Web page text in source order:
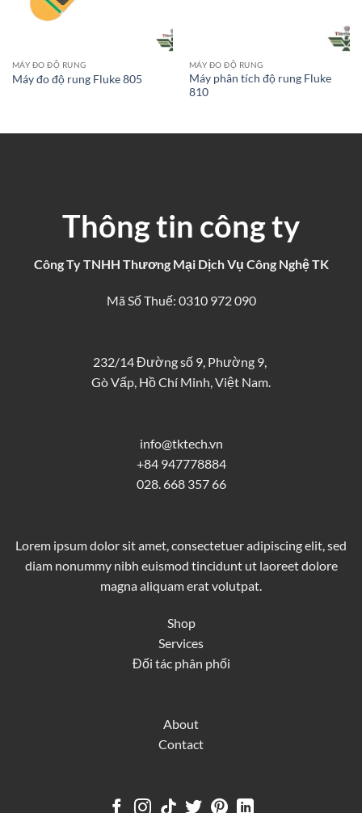
MÁY ĐO ĐỘ RUNG
Máy đo độ rung Fluke 805
MÁY ĐO ĐỘ RUNG
Máy phân tích độ rung Fluke
810
Thông tin công ty
Công Ty TNHH Thương Mại Dịch Vụ Công Nghệ TK
Mã Số Thuế: 0310 972 090
232/14 Đường số 9, Phường 9,
Gò Vấp, Hồ Chí Minh, Việt Nam.
info@tktech.vn
+84 947778884
028. 668 357 66
Lorem ipsum dolor sit amet, consectetuer adipiscing elit, sed
diam nonummy nibh euismod tincidunt ut laoreet dolore
magna aliquam erat volutpat.
Shop
Services
Đối tác phân phối
About
Contact